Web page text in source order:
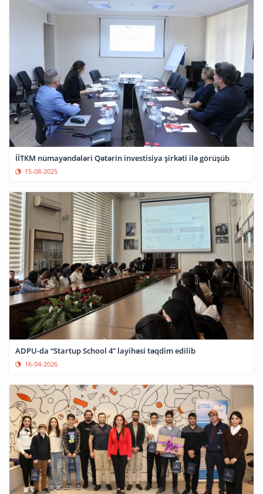
İİTKM nümayəndələri Qətərin investisiya şirkəti ilə görüşüb
15-08-2025
ADPU-da “Startup School 4” layihəsi təqdim edilib
16-04-2026